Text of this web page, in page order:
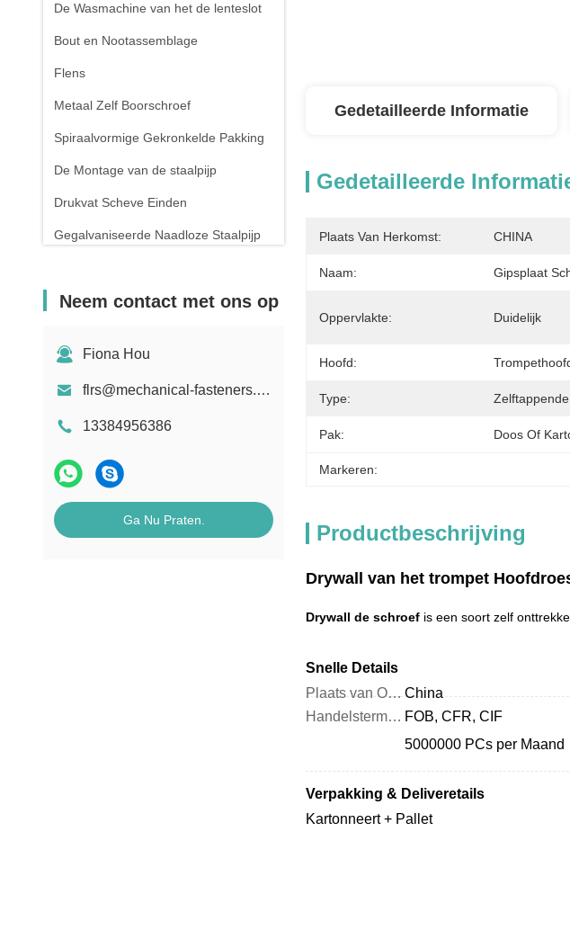
De Wasmachine van het de lenteslot
Bout en Nootassemblage
Flens
Metaal Zelf Boorschroef
Spiraalvormige Gekronkelde Pakking
De Montage van de staalpijp
Drukvat Scheve Einden
Gegalvaniseerde Naadloze Staalpijp
De compressielente
Neem contact met ons op
Fiona Hou
flrs@mechanical-fasteners.com
13384956386
Ga Nu Praten.
Gedetailleerde Informatie
Gedetailleerde
Plaats Van Herkomst: CHINA
Naam: Gipsplaat
Oppervlakte: Duidelijk
Hoofd:
Type:
Pak: Doos Of
Markeren:
Productbeschrijving
Drywall van het trompet
Drywall de schroef is een soort zelf
Snelle Details
Plaats van Oorsprong:China
Handelstermijn: FOB, CFR, CIF
5000000 PCs per Maand
Verpakking & Deliveretails
Kartonneert + Pallet